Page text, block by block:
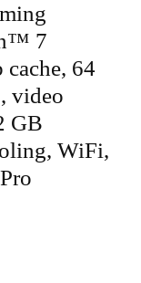
7
64
video
GB
WiFi,